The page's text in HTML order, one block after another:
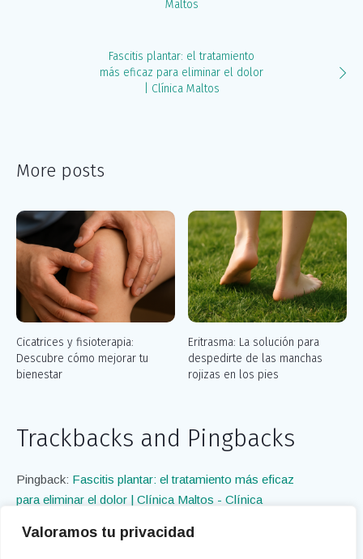
Valoramos tu privacidad
Maltos
Fascitis plantar: el tratamiento
más eficaz para eliminar el dolor
| Clínica Maltos
More posts
Cicatrices y fisioterapia:
Descubre cómo mejorar tu
bienestar
Eritrasma: La solución para
despedirte de las manchas
rojizas en los pies
Trackbacks and Pingbacks
Pingback: Fascitis plantar: el tratamiento más eficaz
para eliminar el dolor | Clínica Maltos - Clínica